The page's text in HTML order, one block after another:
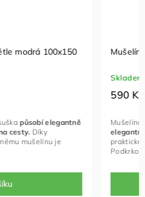
modrá 100x150
působí elegantně
cesty.Díky
mušelínu je
Skladem
590 Kč
elegantně
praktické